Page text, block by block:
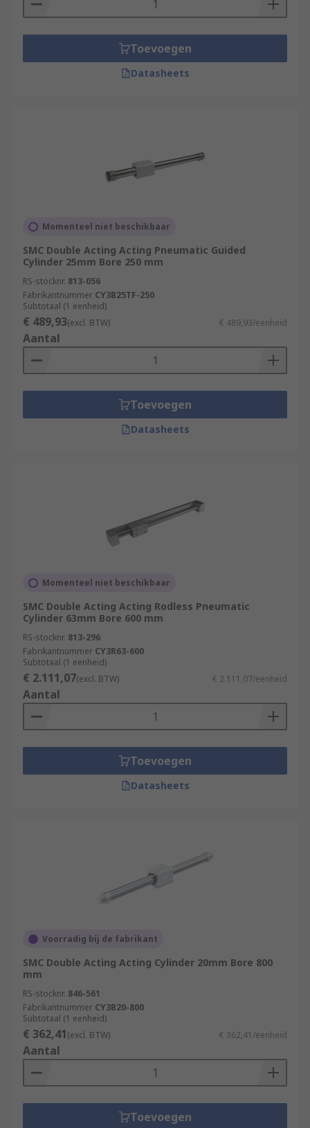
Toevoegen
Datasheets
Momenteel niet beschikbaar
SMC Double Acting Acting Pneumatic Guided
Cylinder 25mm Bore 250 mm
RS-stocknr. 813-056
Fabrikantnummer CY3B25TF-250
Subtotaal (1 eenheid)
€ 489,93(excl. BTW) € 489,93/eenheid
Aantal
Toevoegen
Datasheets
Momenteel niet beschikbaar
SMC Double Acting Acting Rodless Pneumatic
Cylinder 63mm Bore 600 mm
RS-stocknr. 813-296
Fabrikantnummer CY3R63-600
Subtotaal (1 eenheid)
€ 2.111,07(excl. BTW) € 2.111,07/eenheid
Aantal
Toevoegen
Datasheets
Voorradig bij de fabrikant
SMC Double Acting Acting Cylinder 20mm Bore 800
mm
RS-stocknr. 846-561
Fabrikantnummer CY3B20-800
Subtotaal (1 eenheid)
€ 362,41(excl. BTW) € 362,41/eenheid
Aantal
Toevoegen